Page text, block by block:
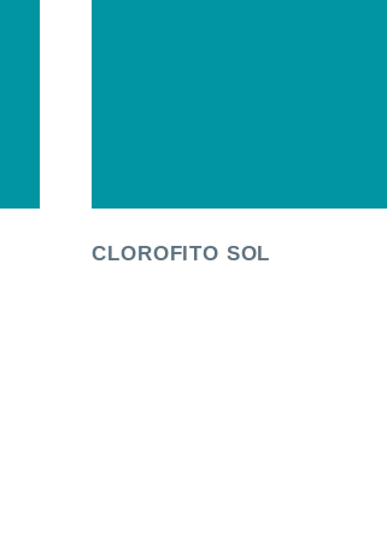
CLOROFITO SOL